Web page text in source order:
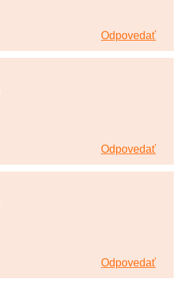
Odpovedať
Odpovedať
Odpovedať